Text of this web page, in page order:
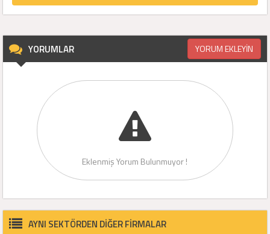
YORUMLAR YORUM EKLEYİN
Eklenmiş Yorum Bulunmuyor !
AYNI SEKTÖRDEN DİĞER FİRMALAR